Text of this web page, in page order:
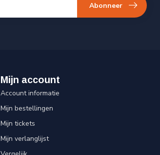
Abonneer
Mijn account
Account informatie
Mijn bestellingen
Mijn tickets
Mijn verlanglijst